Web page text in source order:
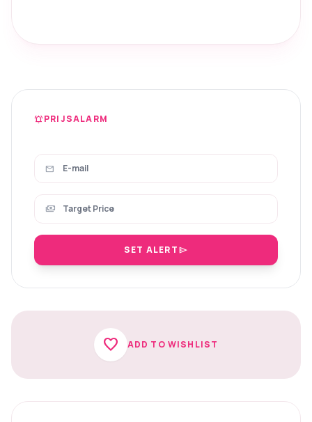
notifications_activePRIJSALARM
mail
payments
SET ALERTsend
favorite ADD TO WISHLIST